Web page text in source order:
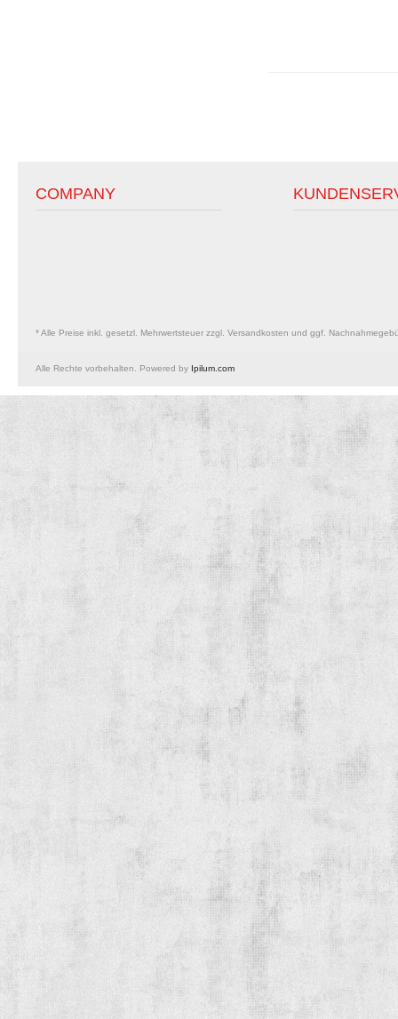
COMPANY
* Alle Preise inkl. gesetzl. Mehrwertsteuer zzgl. Versandkosten und ggf.
Alle Rechte vorbehalten. Powered by Ipilum.com